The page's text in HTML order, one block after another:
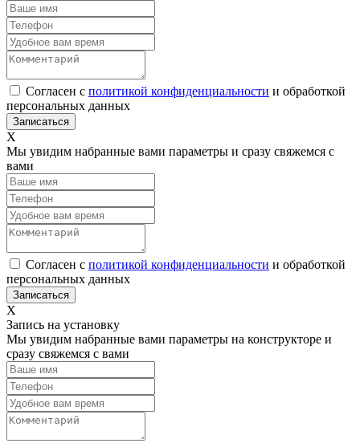
Согласен с политикой конфиденциальности и обработкой
персональных данных
Х
Мы увидим набранные вами параметры и сразу свяжемся с
вами
Согласен с политикой конфиденциальности и обработкой
персональных данных
Х
Запись на установку
Мы увидим набранные вами параметры на конструкторе и
сразу свяжемся с вами